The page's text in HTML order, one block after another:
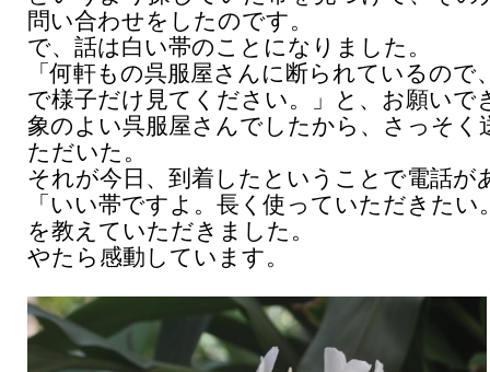
問い合わせをしたのです。
で、話は白い帯のことになりました。
「何軒もの呉服屋さんに断られているので
で様子だけ見てください。」と、お願いで
象のよい呉服屋さんでしたから、さっそく
ただいた。
それが今日、到着したということで電話が
「いい帯ですよ。長く使っていただきたい
を教えていただきました。
やたら感動しています。